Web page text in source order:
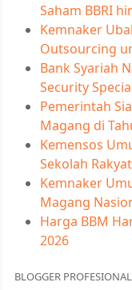
Saham BBRI
Kemnaker
Outsourcing
Bank Syariah
Security
Pemerintah
Magang di
Kemensos
Sekolah
Kemnaker
Magang
Harga BBM
2026
BLOGGER